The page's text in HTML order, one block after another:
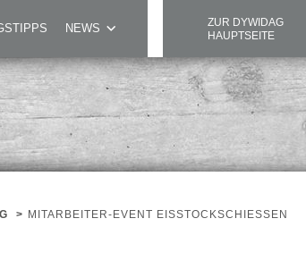
NEWS
ZUR DYWIDAG
HAUPTSEITE
> MITARBEITER-EVENT EISSTOCKSCHIESSEN